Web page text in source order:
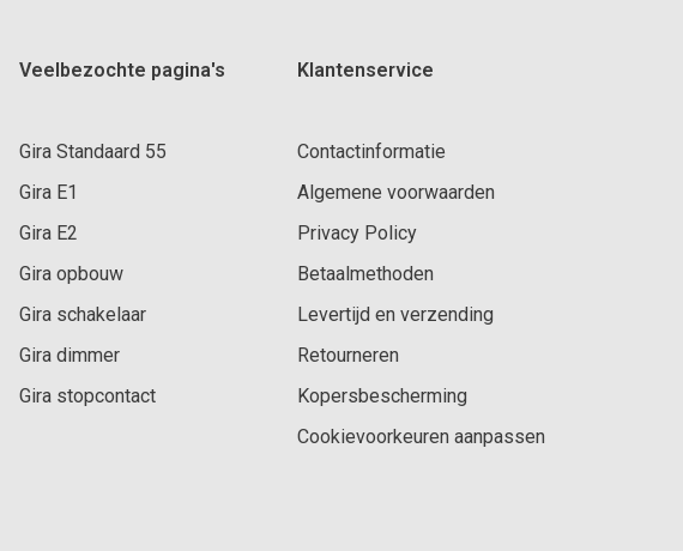
Veelbezochte pagina's
Gira Standaard 55
Gira E1
Gira E2
Gira opbouw
Gira schakelaar
Gira dimmer
Gira stopcontact
Klantenservice
Contactinformatie
Algemene voorwaarden
Privacy Policy
Betaalmethoden
Levertijd en verzending
Retourneren
Kopersbescherming
Cookievoorkeuren aanpassen